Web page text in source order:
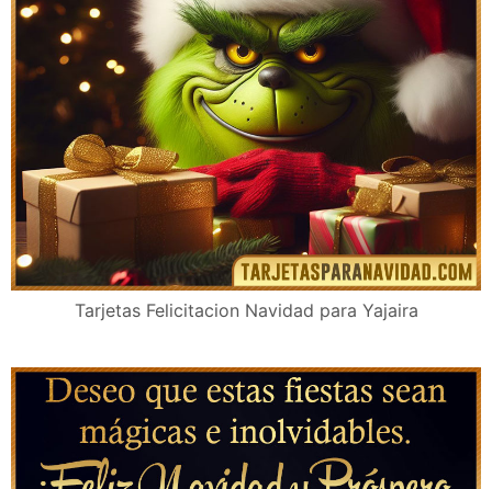
Tarjetas Felicitacion Navidad para Yajaira